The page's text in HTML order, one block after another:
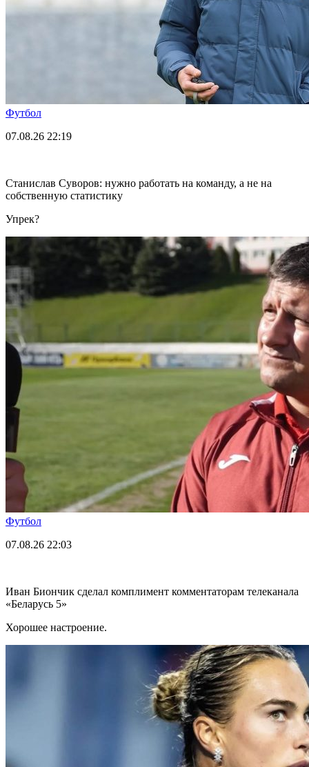
Футбол
07.08.26 22:19
Станислав Суворов: нужно работать на команду, а не на
собственную статистику
Упрек?
Футбол
07.08.26 22:03
Иван Биончик сделал комплимент комментаторам телеканала
«Беларусь 5»
Хорошее настроение.